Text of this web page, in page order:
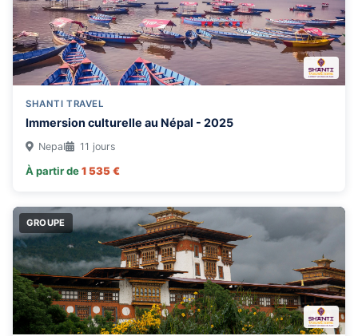
SHANTI TRAVEL
Immersion culturelle au Népal - 2025
Nepal 11 jours
À partir de1 535 €
GROUPE